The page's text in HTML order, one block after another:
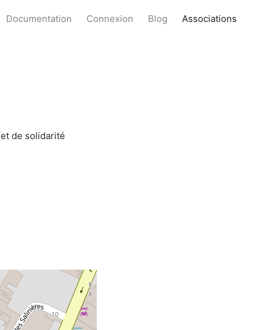
Documentation Connexion Blog Associations
de solidarité